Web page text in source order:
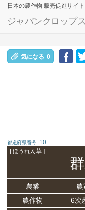
日本の農作物 販売促進サイト
ジャパンクロップス
気になる 0
都道府県番号: 10
[ ほうれん草 ]
農業 農
農作物
6次